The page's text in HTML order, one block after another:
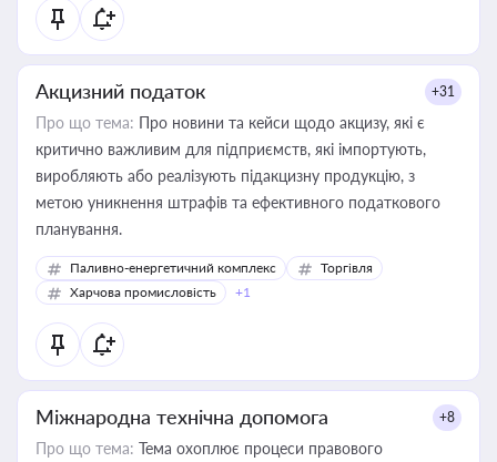
Акцизний податок +31
Про що тема: Про новини та кейси щодо акцизу, які є
критично важливим для підприємств, які імпортують,
виробляють або реалізують підакцизну продукцію, з
метою уникнення штрафів та ефективного податкового
планування.
Паливно-енергетичний комплекс
Торгівля
Харчова промисловість
+1
Міжнародна технічна допомога +8
Про що тема: Тема охоплює процеси правового